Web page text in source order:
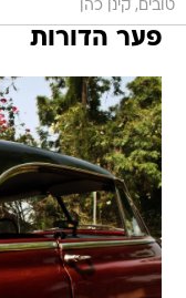
טובים, קינן כהן
פער הדורות